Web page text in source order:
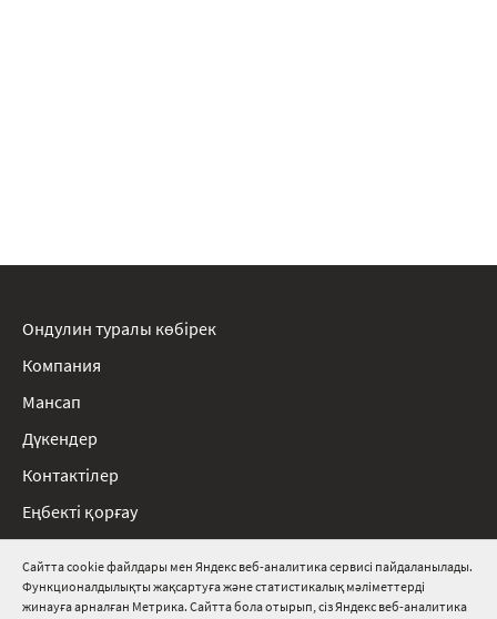
Сайтта cookie файлдары мен Яндекс веб-аналитика сервисі пайдаланылады.
Функционалдылықты жақсартуға және статистикалық мәліметтерді
жинауға арналған Метрика. Сайтта бола отырып, сіз Яндекс веб-аналитика
8 800 511 91 82
Ондулин туралы көбірек
Компания
Мансап
Дүкендер
Контактілер
Еңбекті қорғау